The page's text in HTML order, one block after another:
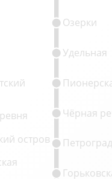
остров
Чёрная
Удельная
Озерки